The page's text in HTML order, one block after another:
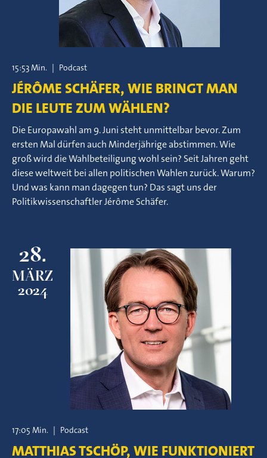
15:53 Min. | Podcast
JÉRÔME SCHÄFER, WIE BRINGT MAN
DIE LEUTE ZUM WÄHLEN?
Die Europawahl am 9. Juni steht unmittelbar bevor. Zum
ersten Mal dürfen auch Minderjährige abstimmen. Wie
groß wird die Wahlbeteiligung wohl sein? Seit Jahren geht
diese weltweit bei allen politischen Wahlen zurück. Warum?
Und was kann man dagegen tun? Das sagt uns der
Politikwissenschaftler Jérôme Schäfer.
28.
MÄRZ
2024
17:05 Min. | Podcast
MATTHIAS TSCHÖP, WIE FUNKTIONIERT